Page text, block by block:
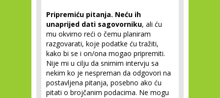
Pripremiću pitanja. Neću ih
unaprijed dati sagovorniku, ali ću
mu okvirno reći o čemu planiram
razgovarati, koje podatke ću tražiti,
kako bi se i on/ona mogao pripremiti.
Nije mi u cilju da snimim intervju sa
nekim ko je nespreman da odgovori na
postavljena pitanja, posebno ako ću
pitati o brojčanim podacima. Ne mogu